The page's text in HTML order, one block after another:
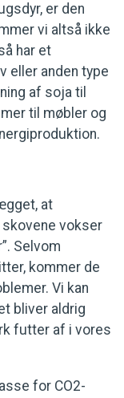
er den
vi altså ikke
har et
eller anden type
af soja til
til møbler og
at
skovene vokser
Selvom
kommer de
Vi kan
bliver aldrig
futter af i vores
for CO2-